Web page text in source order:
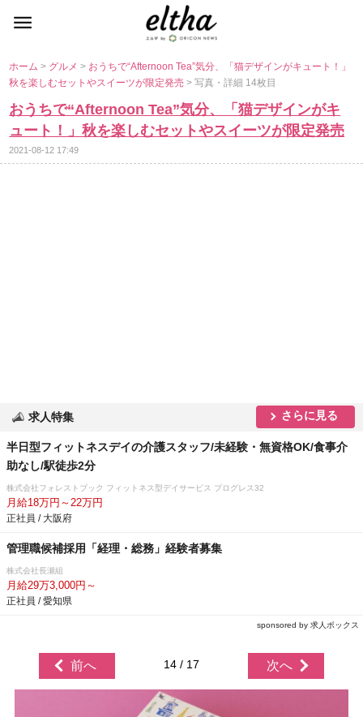
ホーム> グルメ> おうちで“Afternoon Tea”気分、「猫デザインがキュート！」
秋を楽しむセットやスイーツが限定発売> 写真・詳細 14枚目
おうちで“Afternoon Tea”気分、「猫デザインがキ
ュート！」秋を楽しむセットやスイーツが限定発売
2021-08-12 17:49
求人特集 さらに見る
半日型フィットネスデイの介護スタッフ/未経験・無資格OK/食事介
助なし/駅徒歩2分
株式会社フォレストブック フィットネス型デイサービス プログレス32
月給18万円～22万円
正社員 / 大阪府
管理職候補採用「経理・総務」経験者募集
株式会社長瀬組
月給29万3,000円～
正社員 / 愛知県
sponsored by 求人ボックス
前へ 14 / 17 次へ